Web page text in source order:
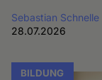
Sebastian Schnelle
28.07.2026
BILDUNG